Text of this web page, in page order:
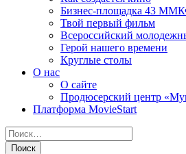
Бизнес-площадка 43
Твой первый фильм
Всероссийский
Герой нашего времени
Круглые столы
О нас
О сайте
Продюсерский центр
Платформа MovieStart